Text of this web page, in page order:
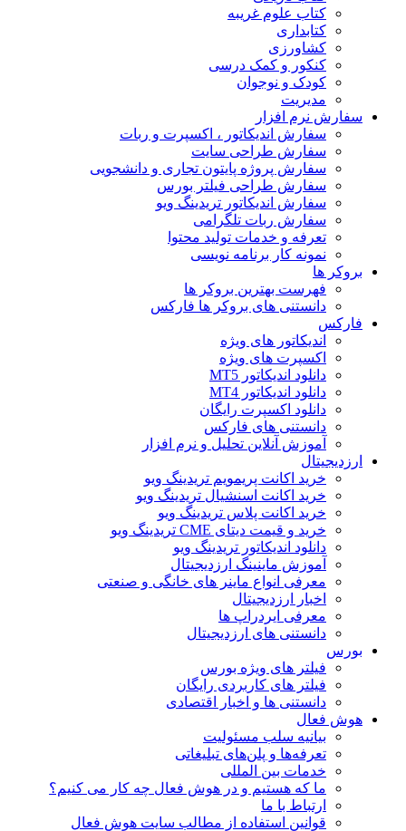
کتاب علوم غریبه
کتابداری
کشاورزی
کنکور و کمک‌ درسی
کودک و نوجوان
مدیریت
سفارش نرم افزار
سفارش اندیکاتور ، اکسپرت و ربات
سفارش طراحی سایت
سفارش پروژه پایتون تجاری و دانشجویی
سفارش طراحی فیلتر بورس
سفارش اندیکاتور تریدینگ ویو
سفارش ربات تلگرامی
تعرفه و خدمات تولید محتوا
نمونه کار برنامه نویسی
بروکر ها
فهرست بهترین بروکر ها
دانستنی های بروکر ها فارکس
فارکس
اندیکاتور های ویژه
اکسپرت های ویژه
دانلود اندیکاتور MT5
دانلود اندیکاتور MT4
دانلود اکسپرت رایگان
دانستنی های فارکس
آموزش آنلاین تحلیل و نرم افزار
ارزدیجیتال
خرید اکانت پریمویم تریدینگ ویو
خرید اکانت اسنشیال تریدینگ ویو
خرید اکانت پلاس تریدینگ ویو
خرید و قیمت دیتای CME تریدینگ ویو
دانلود اندیکاتور تریدینگ ویو
آموزش ماینینگ ارزدیجیتال
معرفی انواع ماینر های خانگی و صنعتی
اخبار ارزدیجیتال
معرفی ایردراپ ها
دانستنی های ارزدیجیتال
بورس
فیلتر های ویژه بورس
فیلتر های کاربردی رایگان
دانستنی ها و اخبار اقتصادی
هوش فعال
بیانیه سلب مسئولیت
تعرفه‌ها و پلن‌های تبلیغاتی
خدمات بین المللی
ما که هستیم و در هوش فعال چه کار می کنیم؟
ارتباط با ما
قوانین استفاده از مطالب سایت هوش فعال